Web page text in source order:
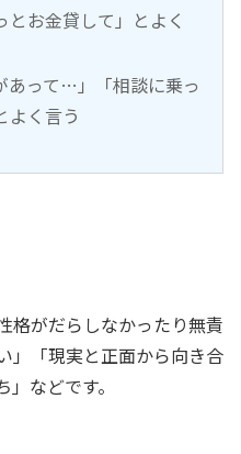
とお金貸して」とよく
あって…」「相談に乗っ
く言う
格がだらしなかったり無責
」「現実と正面から向き合
などです。